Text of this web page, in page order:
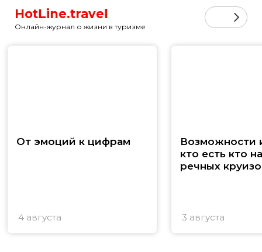
HotLine.travel
Онлайн-журнал о жизни в туризме
От эмоций к цифрам
4 августа
Возможности
кто есть кто
речных
3 августа